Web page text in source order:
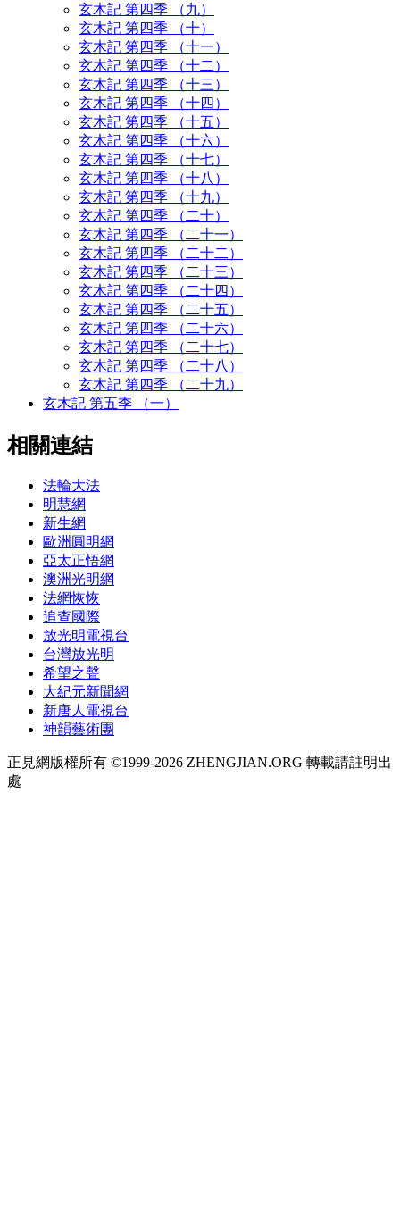
玄木記 第四季 （九）
玄木記 第四季 （十）
玄木記 第四季 （十一）
玄木記 第四季 （十二）
玄木記 第四季 （十三）
玄木記 第四季 （十四）
玄木記 第四季 （十五）
玄木記 第四季 （十六）
玄木記 第四季 （十七）
玄木記 第四季 （十八）
玄木記 第四季 （十九）
玄木記 第四季 （二十）
玄木記 第四季 （二十一）
玄木記 第四季 （二十二）
玄木記 第四季 （二十三）
玄木記 第四季 （二十四）
玄木記 第四季 （二十五）
玄木記 第四季 （二十六）
玄木記 第四季 （二十七）
玄木記 第四季 （二十八）
玄木記 第四季 （二十九）
玄木記 第五季 （一）
相關連結
法輪大法
明慧網
新生網
歐洲圓明網
亞太正悟網
澳洲光明網
法網恢恢
追查國際
放光明電視台
台灣放光明
希望之聲
大紀元新聞網
新唐人電視台
神韻藝術團
正見網版權所有 ©1999-2026 ZHENGJIAN.ORG 轉載請註明出
處